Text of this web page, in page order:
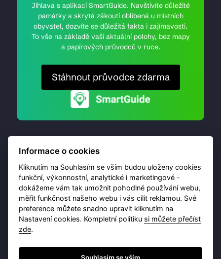
Jihlava s aplikací SmartGuide. Navštívíte důležité
památky a skrytá zákoutí oblíbená u místních
obyvatel, dozvíte se důležitá fakta i zajímavosti.
To vše na základě vaší aktuální polohy, bez mapy
a papírových průvodců v ruce.
Stáhnout průvodce zdarma
© 2026 Destinační portál provozujeBrána Jihlavy,
příspěvková organizace. Všechna práva vyhrazena.
Ochrana osobních údajů
Informace o cookies
Kliknutím na Souhlasím se vším budou uloženy cookies
funkční, výkonnostní, analytické i marketingové -
dokážeme vám tak umožnit pohodlné používání webu,
měřit funkčnost našeho webu i vás cílit reklamou. Své
preference můžete snadno upravit kliknutím na
Nastavení cookies. Kompletní politiku si můžete přečíst
zde.